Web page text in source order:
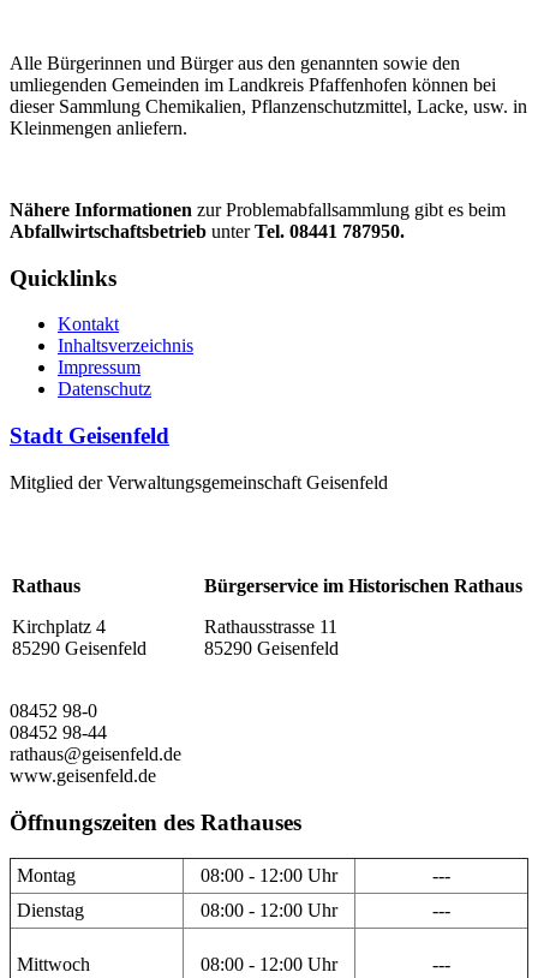
Alle Bürgerinnen und Bürger aus den genannten sowie den
umliegenden Gemeinden im Landkreis Pfaffenhofen können bei
dieser Sammlung Chemikalien, Pflanzenschutzmittel, Lacke, usw. in
Kleinmengen anliefern.
Nähere Informationen zur Problemabfallsammlung gibt es beim
Abfallwirtschaftsbetrieb unterTel. 08441 787950.
Quicklinks
Kontakt
Inhaltsverzeichnis
Impressum
Datenschutz
Stadt Geisenfeld
Mitglied der Verwaltungsgemeinschaft Geisenfeld
Rathaus
Kirchplatz 4
85290 Geisenfeld
Bürgerservice im Historischen Rathaus
Rathausstrasse 11
85290 Geisenfeld
08452 98-0
08452 98-44
rathaus@geisenfeld.de
www.geisenfeld.de
Öffnungszeiten des Rathauses
Montag 08:00 - 12:00 Uhr
---
Dienstag
08:00 - 12:00 Uhr ---
Mittwoch 08:00 - 12:00 Uhr ---